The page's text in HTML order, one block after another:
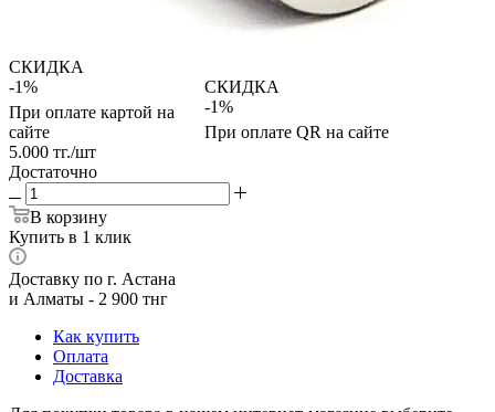
СКИДКА
-1%
При оплате картой на
сайте
СКИДКА
-1%
При оплате QR на сайте
5.000 тг./шт
Достаточно
В корзину
Купить в 1 клик
Доставку по г. Астана
и Алматы - 2 900 тнг
Как купить
Оплата
Доставка